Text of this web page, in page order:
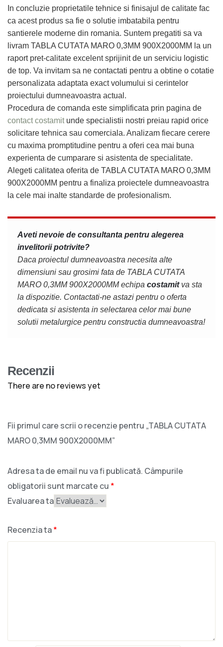
In concluzie proprietatile tehnice si finisajul de calitate fac
ca acest produs sa fie o solutie imbatabila pentru
santierele moderne din romania. Suntem pregatiti sa va
livram TABLA CUTATA MARO 0,3MM 900X2000MM la un
raport pret-calitate excelent sprijinit de un serviciu logistic
de top. Va invitam sa ne contactati pentru a obtine o cotatie
personalizata adaptata exact volumului si cerintelor
proiectului dumneavoastra actual.
Procedura de comanda este simplificata prin pagina de
contact costamitunde specialistii nostri preiau rapid orice
solicitare tehnica sau comerciala. Analizam fiecare cerere
cu maxima promptitudine pentru a oferi cea mai buna
experienta de cumparare si asistenta de specialitate.
Alegeti calitatea oferita de TABLA CUTATA MARO 0,3MM
900X2000MM pentru a finaliza proiectele dumneavoastra
la cele mai inalte standarde de profesionalism.
Aveti nevoie de consultanta pentru alegerea
invelitorii potrivite?
Daca proiectul dumneavoastra necesita alte
dimensiuni sau grosimi fata de TABLA CUTATA
MARO 0,3MM 900X2000MM echipa costamitva sta
la dispozitie. Contactati-ne astazi pentru o oferta
dedicata si asistenta in selectarea celor mai bune
solutii metalurgice pentru constructia dumneavoastra!
Recenzii
There are no reviews yet
Fii primul care scrii o recenzie pentru „TABLA CUTATA
MARO 0,3MM 900X2000MM”
Adresa ta de email nu va fi publicată. Câmpurile
obligatorii sunt marcate cu *
Evaluarea ta
Recenzia ta*